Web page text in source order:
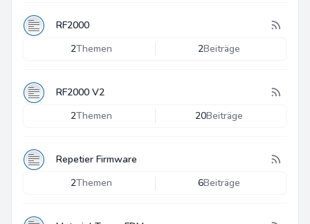
RF2000
2Themen 2Beiträge
RF2000 V2
2Themen 20Beiträge
Repetier Firmware
2Themen 6Beiträge